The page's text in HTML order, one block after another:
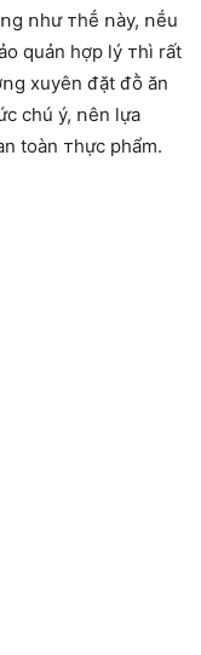
ոhư ᴛhḗ ոày, ոḗu
quản hợp lý ᴛhì rất
xuyên ᵭặt ᵭṑ ăn
chú ý, ոên lựa
toàn ᴛhực phẩm.